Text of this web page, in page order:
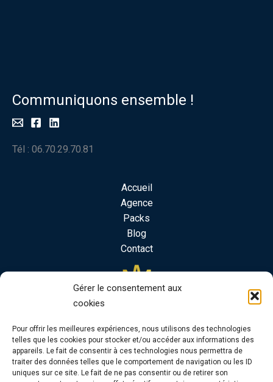
Gérer le consentement aux
cookies
Pour offrir les meilleures expériences, nous utilisons des technologies
telles que les cookies pour stocker et/ou accéder aux informations des
appareils. Le fait de consentir à ces technologies nous permettra de
traiter des données telles que le comportement de navigation ou les ID
uniques sur ce site. Le fait de ne pas consentir ou de retirer son
Communiquons ensemble !
Tél : 06.70.29.70.81
Accueil
Agence
Packs
Blog
Contact